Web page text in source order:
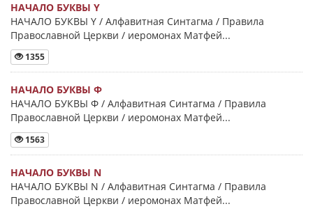
НАЧАЛО БУКВЫ Y
НАЧАЛО БУКВЫ Y / Алфавитная Синтагма / Правила
Православной Церкви / иеромонах Матфей...
1355
НАЧАЛО БУКВЫ Φ
НАЧАЛО БУКВЫ Φ / Алфавитная Синтагма / Правила
Православной Церкви / иеромонах Матфей...
1563
НАЧАЛО БУКВЫ Ν
НАЧАЛО БУКВЫ Ν / Алфавитная Синтагма / Правила
Православной Церкви / иеромонах Матфей...